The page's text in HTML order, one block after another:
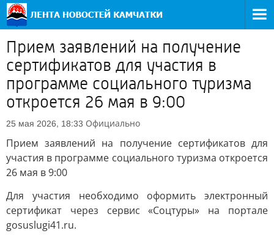
Прием заявлений на получение
сертификатов для участия в
программе социального туризма
откроется 26 мая в 9:00
25 мая 2026, 18:33 Официально
Прием заявлений на получение сертификатов для
участия в программе социального туризма откроется
26 мая в 9:00
Для участия необходимо оформить электронный
сертификат через сервис «Соцтуры» на портале
gosuslugi41.ru.